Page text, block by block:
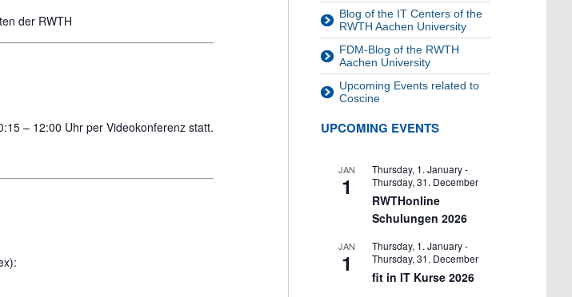
der RWTH
– 12:00 Uhr per Videokonferenz statt.
Blog of the IT Centers of the
RWTH Aachen University
FDM-Blog of the RWTH
Aachen University
Upcoming Events related to
Coscine
UPCOMING EVENTS
JAN
1
Thursday, 1. January-
Thursday, 31. December
RWTHonline
Schulungen 2026
JAN
1
Thursday, 1. January-
Thursday, 31. December
fit in IT Kurse 2026